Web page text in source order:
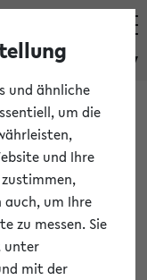
eKVV
für Ihre Sitzung
die weiteren
und ähnliche
um die
und Ihre
zustimmen,
auch, um Ihre
zu messen. Sie
unter
mit der